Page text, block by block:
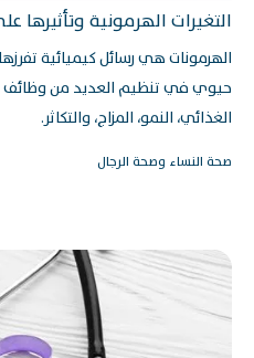
التغيرات الهرمونية وتأثيرها
الهرمونات هي رسائل كيميائية
حيوي في تنظيم العديد من وظائف
الغذائي، النمو، المزاج، والتكاثر.
صحة النساء وصحة الرجال